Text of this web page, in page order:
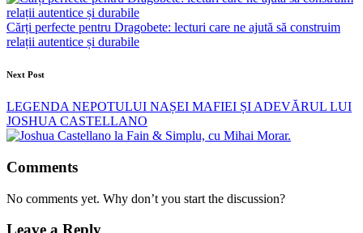
Cărți perfecte pentru Dragobete: lecturi care ne ajută să construim
relații autentice și durabile
Next Post
LEGENDA NEPOTULUI NAȘEI MAFIEI ȘI ADEVĂRUL LUI
JOSHUA CASTELLANO
Comments
No comments yet. Why don’t you start the discussion?